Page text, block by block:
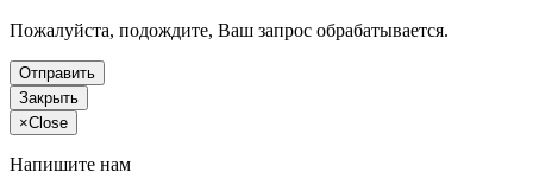
Пожалуйста, подождите, Ваш запрос обрабатывается.
Отправить
Закрыть
×Close
Напишите нам